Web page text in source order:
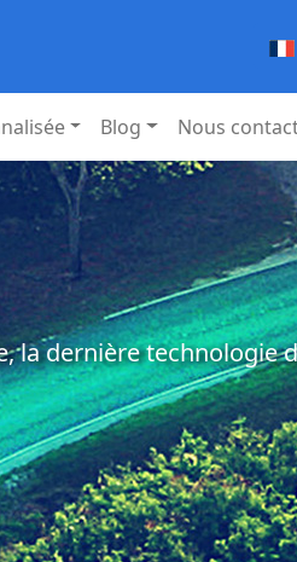
Blog Nous
la dernière technologie